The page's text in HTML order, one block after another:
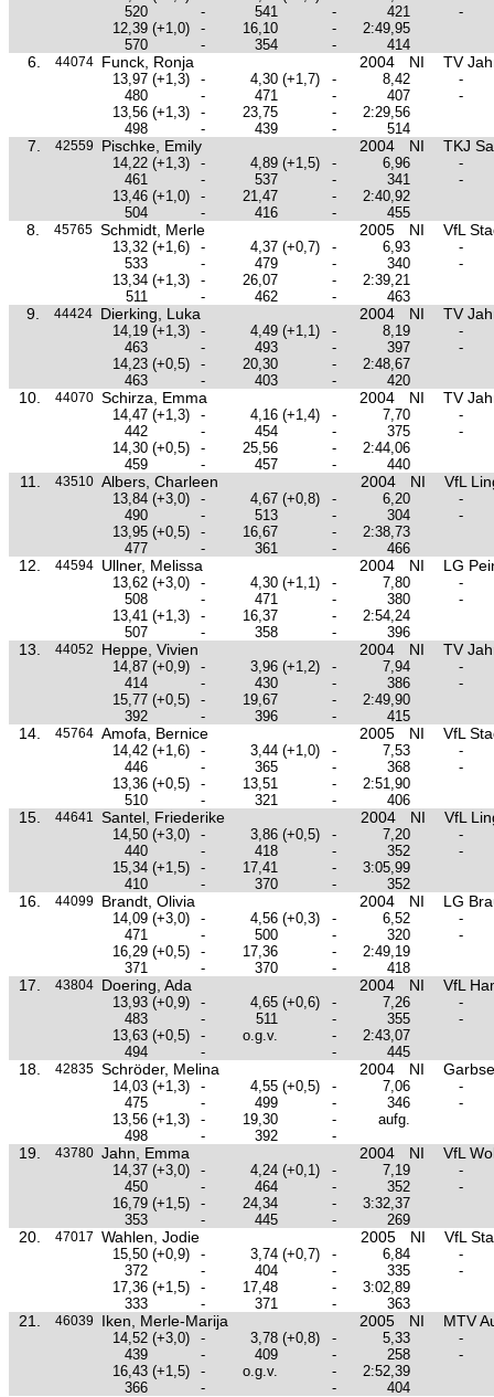
520
- 541 - 421
-
12,39 (+1,0) - 16,10 -
2:49,95
570
- 354 - 414
6. 44074 Funck, Ronja 2004 NI TV
13,97 (+1,3) - 4,30 (+1,7) - 8,42
-
480
- 471 - 407
-
13,56 (+1,3) - 23,75 -
2:29,56
498
- 439 - 514
7. 42559 Pischke, Emily 2004 NI TKJ
14,22 (+1,3) - 4,89 (+1,5) - 6,96
-
461
- 537 - 341
-
13,46 (+1,0) - 21,47 -
2:40,92
504
- 416 - 455
8. 45765 Schmidt, Merle 2005 NI VfL
13,32 (+1,6) - 4,37 (+0,7) - 6,93
-
533
- 479 - 340
-
13,34 (+1,3) - 26,07 -
2:39,21
511
- 462 - 463
9. 44424 Dierking, Luka 2004 NI TV
14,19 (+1,3) - 4,49 (+1,1) - 8,19
-
463
- 493 - 397
-
14,23 (+0,5) - 20,30 -
2:48,67
463
- 403 - 420
10. 44070 Schirza, Emma 2004 NI TV
14,47 (+1,3) - 4,16 (+1,4) - 7,70
-
442
- 454 - 375
-
14,30 (+0,5) - 25,56 -
2:44,06
459
- 457 - 440
11. 43510 Albers, Charleen 2004 NI VfL
13,84 (+3,0) - 4,67 (+0,8) - 6,20
-
490
- 513 - 304
-
13,95 (+0,5) - 16,67 -
2:38,73
477
- 361 - 466
12. 44594 Ullner, Melissa 2004 NI LG
13,62 (+3,0) - 4,30 (+1,1) - 7,80
-
508
- 471 - 380
-
13,41 (+1,3) - 16,37 -
2:54,24
507
- 358 - 396
13. 44052 Heppe, Vivien 2004 NI TV
14,87 (+0,9) - 3,96 (+1,2) - 7,94
-
414
- 430 - 386
-
15,77 (+0,5) - 19,67 -
2:49,90
392
- 396 - 415
14. 45764 Amofa, Bernice 2005 NI VfL
14,42 (+1,6) - 3,44 (+1,0) - 7,53
-
446
- 365 - 368
-
13,36 (+0,5) - 13,51 -
2:51,90
510
- 321 - 406
15. 44641 Santel, Friederike 2004 NI VfL
14,50 (+3,0) - 3,86 (+0,5) - 7,20
-
440
- 418 - 352
-
15,34 (+1,5) - 17,41 -
3:05,99
410
- 370 - 352
16. 44099 Brandt, Olivia 2004 NI LG
14,09 (+3,0) - 4,56 (+0,3) - 6,52
-
471
- 500 - 320
-
16,29 (+0,5) - 17,36 -
2:49,19
371
- 370 - 418
17. 43804 Doering, Ada 2004 NI VfL
13,93 (+0,9) - 4,65 (+0,6) - 7,26
-
483
- 511 - 355
-
13,63 (+0,5) - o.g.v. -
2:43,07
494
- - 445
18. 42835 Schröder, Melina 2004 NI
14,03 (+1,3) - 4,55 (+0,5) - 7,06
-
475
- 499 - 346
-
13,56 (+1,3) - 19,30 -
aufg.
498
- 392 -
19. 43780 Jahn, Emma 2004 NI VfL
14,37 (+3,0) - 4,24 (+0,1) - 7,19
-
450
- 464 - 352
-
16,79 (+1,5) - 24,34 -
3:32,37
353
- 445 - 269
20. 47017 Wahlen, Jodie 2005 NI VfL
15,50 (+0,9) - 3,74 (+0,7) - 6,84
-
372
- 404 - 335
-
17,36 (+1,5) - 17,48 -
3:02,89
333
- 371 - 363
21. 46039 Iken, Merle-Marija 2005 NI MTV
14,52 (+3,0) - 3,78 (+0,8) - 5,33
-
439
- 409 - 258
-
16,43 (+1,5) - o.g.v. -
2:52,39
366
- - 404